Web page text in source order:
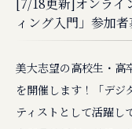
ィング入門」参加者
美大志望の高校生・高
を開催します！「デジ
ティストとして活躍し